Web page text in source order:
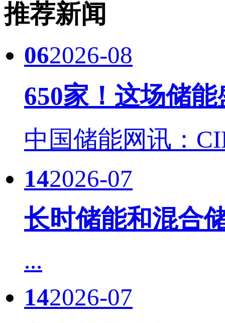
推荐新闻
062026-08
650家！这场储
中国储能网讯：
142026-07
长时储能和混合
...
142026-07